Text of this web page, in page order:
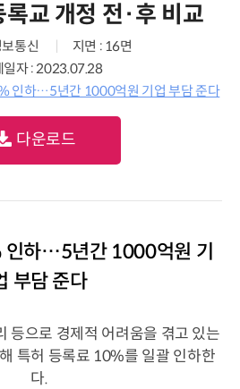
교 개정 전·후 비교
통신
지면 : 16면
일자 : 2023.07.28
인하…5년간 1000억원 기업 부담 준다
다운로드
인하…5년간 1000억원 기
부담 준다
등으로 경제적 어려움을 겪고 있는
특허 등록료 10%를 일괄 인하한
다.